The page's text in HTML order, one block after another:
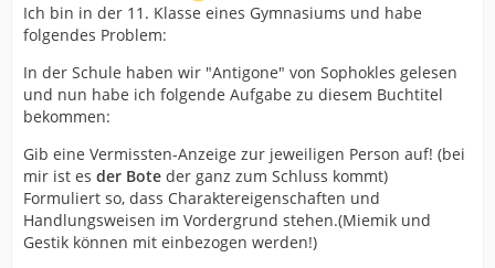
Ich bin in der 11. Klasse eines Gymnasiums und habe
folgendes Problem:
In der Schule haben wir "Antigone" von Sophokles gelesen
und nun habe ich folgende Aufgabe zu diesem Buchtitel
bekommen:
Gib eine Vermissten-Anzeige zur jeweiligen Person auf! (bei
mir ist es der Bote der ganz zum Schluss kommt)
Formuliert so, dass Charaktereigenschaften und
Handlungsweisen im Vordergrund stehen.(Miemik und
Gestik können mit einbezogen werden!)